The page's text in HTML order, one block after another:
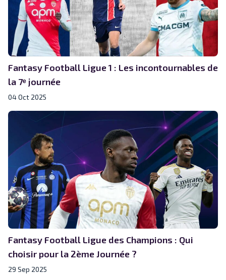
Fantasy Football Ligue 1 : Les incontournables de
la 7ᵉ journée
04 Oct 2025
Fantasy Football Ligue des Champions : Qui
choisir pour la 2ème Journée ?
29 Sep 2025